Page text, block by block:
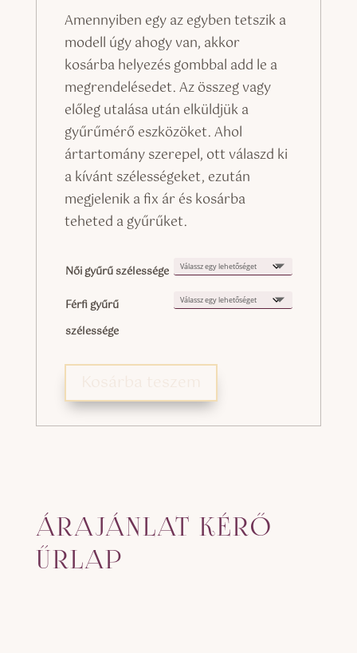
190.000
-
Amennyiben egy az egyben tetszik a
modell úgy ahogy van, akkor
kosárba helyezés gombbal add le a
megrendelésedet. Az összeg vagy
előleg utalása után elküldjük a
gyűrűmérő eszközöket. Ahol
ártartomány szerepel, ott válaszd ki
a kívánt szélességeket, ezután
megjelenik a fix ár és kosárba
teheted a gyűrűket.
Női gyűrű szélessége
Férfi gyűrű
szélessége
ÁRAJÁNLAT KÉRŐ
ŰRLAP